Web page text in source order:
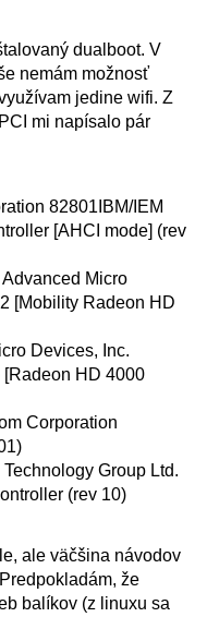
dualboot. V
nemám možnosť
jedine wifi. Z
mi napísalo pár
82801IBM/IEM
[AHCI mode] (rev
Micro
[Mobility Radeon HD
Devices, Inc.
[Radeon HD 4000
Corporation
Group Ltd.
(rev 10)
ale väčšina návodov
že
balíkov (z linuxu sa